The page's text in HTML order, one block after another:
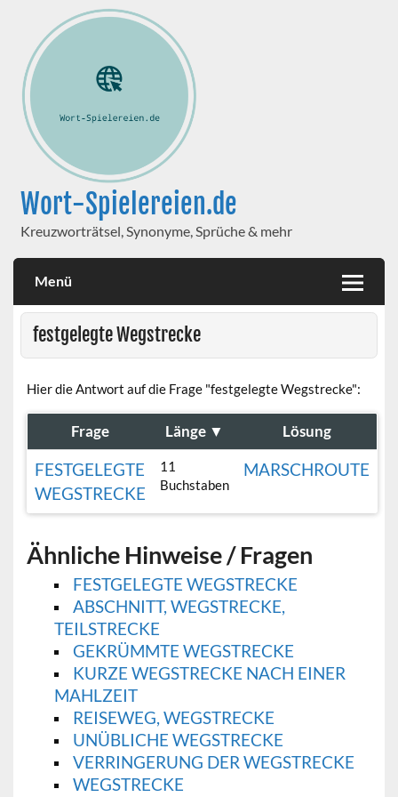
Wort-Spielereien.de
Kreuzworträtsel, Synonyme, Sprüche & mehr
Menü
festgelegte Wegstrecke
Hier die Antwort auf die Frage "festgelegte Wegstrecke":
Frage Länge ▼ Lösung
FESTGELEGTE
WEGSTRECKE
11
Buchstaben
MARSCHROUTE
Ähnliche Hinweise / Fragen
FESTGELEGTE WEGSTRECKE
ABSCHNITT, WEGSTRECKE,
TEILSTRECKE
GEKRÜMMTE WEGSTRECKE
KURZE WEGSTRECKE NACH EINER
MAHLZEIT
REISEWEG, WEGSTRECKE
UNÜBLICHE WEGSTRECKE
VERRINGERUNG DER WEGSTRECKE
WEGSTRECKE